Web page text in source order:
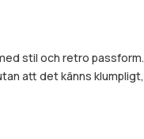
stil och retro
att det känns